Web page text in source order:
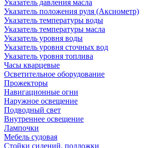
Указатель давления масла
Указатель положения руля (Аксиометр)
Указатель температуры воды
Указатель температуры масла
Указатель уровня воды
Указатель уровня сточных вод
Указатель уровня топлива
Часы кварцевые
Осветительное оборудование
Прожекторы
Навигационные огни
Наружное освещение
Подводный свет
Внутреннее освещение
Лампочки
Мебель судовая
Стойки сидений, подложки